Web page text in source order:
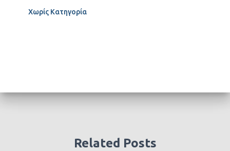
Χωρίς Κατηγορία
Related Posts